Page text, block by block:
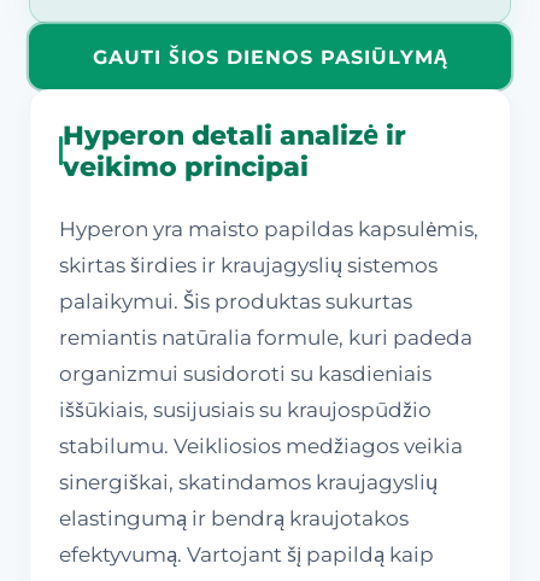
GAUTI ŠIOS DIENOS PASIŪLYMĄ
Hyperon detali analizė ir
veikimo principai
Hyperon yra maisto papildas kapsulėmis,
skirtas širdies ir kraujagyslių sistemos
palaikymui. Šis produktas sukurtas
remiantis natūralia formule, kuri padeda
organizmui susidoroti su kasdieniais
iššūkiais, susijusiais su kraujospūdžio
stabilumu. Veikliosios medžiagos veikia
sinergiškai, skatindamos kraujagyslių
elastingumą ir bendrą kraujotakos
efektyvumą. Vartojant šį papildą kaip